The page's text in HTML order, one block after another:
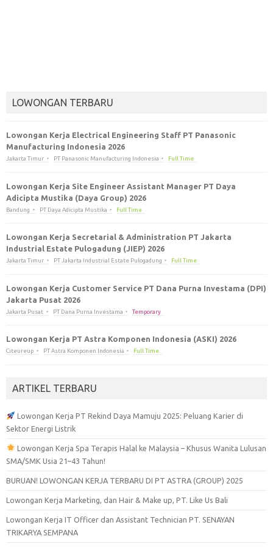
LOWONGAN TERBARU
Lowongan Kerja Electrical Engineering Staff PT Panasonic
Manufacturing Indonesia 2026
Jakarta Timur PT Panasonic Manufacturing Indonesia Full Time
Lowongan Kerja Site Engineer Assistant Manager PT Daya
Adicipta Mustika (Daya Group) 2026
Bandung PT Daya Adicipta Mustika Full Time
Lowongan Kerja Secretarial & Administration PT Jakarta
Industrial Estate Pulogadung (JIEP) 2026
Jakarta Timur PT Jakarta Industrial Estate Pulogadung Full Time
Lowongan Kerja Customer Service PT Dana Purna Investama (DPI)
Jakarta Pusat 2026
Jakarta Pusat PT Dana Purna Investama Temporary
Lowongan Kerja PT Astra Komponen Indonesia (ASKI) 2026
Citeureup PT Astra Komponen Indonesia Full Time
ARTIKEL TERBARU
Lowongan Kerja PT Rekind Daya Mamuju 2025: Peluang Karier di
Sektor Energi Listrik
Lowongan Kerja Spa Terapis Halal ke Malaysia – Khusus Wanita Lulusan
SMA/SMK Usia 21–43 Tahun!
BURUAN! LOWONGAN KERJA TERBARU DI PT ASTRA (GROUP) 2025
Lowongan Kerja Marketing, dan Hair & Make up, PT. Like Us Bali
Lowongan Kerja IT Officer dan Assistant Technician PT. SENAYAN
TRIKARYA SEMPANA